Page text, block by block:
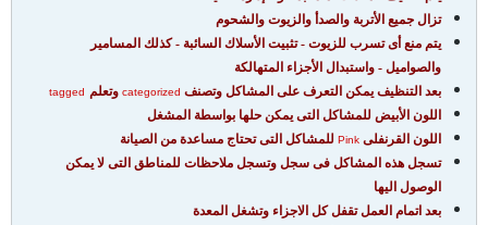
تزال جميع الأتربة والصدأ والزيوت والشحوم
يتم منع أى تسرب للزيوت - تثبيت الأسلاك السائبة - كذلك المسامير
والصواميل - واستبدال الأجزاء المتهالكة
بعد التنظيف يمكن التعرف على المشاكل وتصنف categorized وتعلم tagged
اللون الأبيض للمشاكل التى يمكن حلها بواسطة المشغل
اللون القرنفلى Pink للمشاكل التى تحتاج مساعدة من الصيانة
تسجل هذه المشاكل فى سجل وتسجل ملاحظات للمناطق التى لا يمكن
الوصول اليها
بعد اتمام العمل تقفل كل الاجزاء وتشغل المعدة